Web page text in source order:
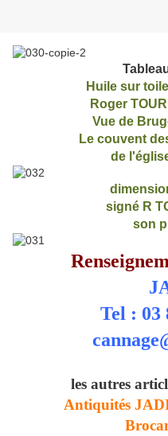
Huile sur
Roger
Vue de
Le couvent
de
signé R
son
Tel : 03
les autres
Antiquités